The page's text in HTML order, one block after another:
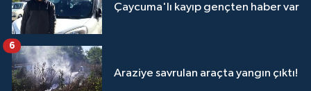
Çaycuma'lı kayıp gençten haber var
Araziye savrulan araçta yangın çıktı!
6